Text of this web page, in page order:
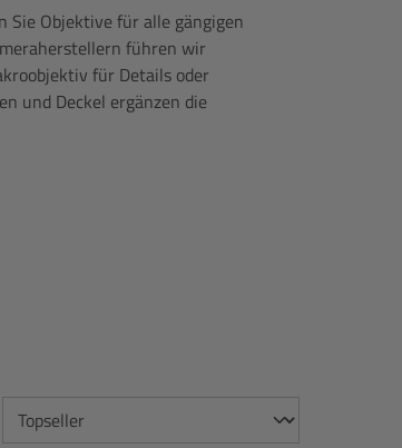
Sie Objektive für alle gängigen
führen wir
für Details oder
und Deckel ergänzen die